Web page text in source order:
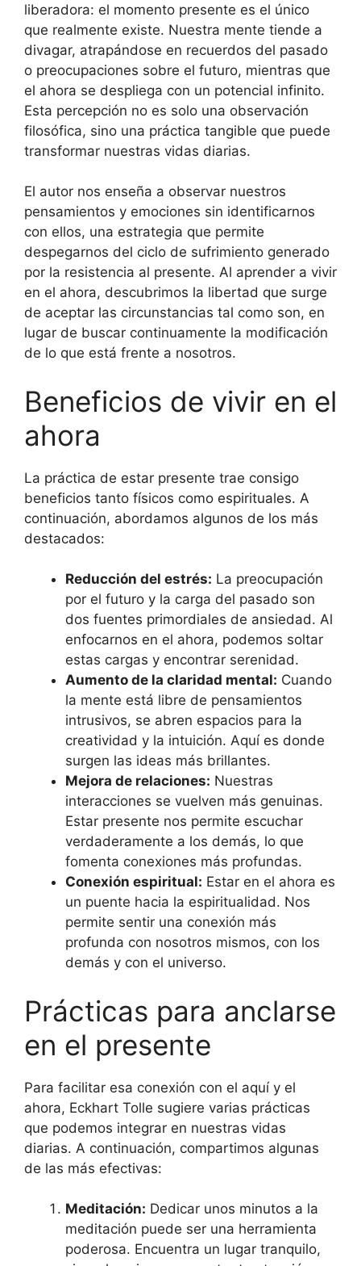
liberadora: el momento presente es el único
que realmente existe. Nuestra mente tiende a
divagar, atrapándose en recuerdos del pasado
o preocupaciones sobre el futuro, mientras que
el ahora se despliega con un potencial infinito.
Esta percepción no es solo una observación
filosófica, sino una práctica tangible que puede
transformar nuestras vidas diarias.
El autor nos enseña a observar nuestros
pensamientos y emociones sin identificarnos
con ellos, una estrategia que permite
despegarnos del ciclo de sufrimiento generado
por la resistencia al presente. Al aprender a vivir
en el ahora, descubrimos la libertad que surge
de aceptar las circunstancias tal como son, en
lugar de buscar continuamente la modificación
de lo que está frente a nosotros.
Beneficios de vivir en el
ahora
La práctica de estar presente trae consigo
beneficios tanto físicos como espirituales. A
continuación, abordamos algunos de los más
destacados:
Reducción del estrés: La preocupación
por el futuro y la carga del pasado son
dos fuentes primordiales de ansiedad. Al
enfocarnos en el ahora, podemos soltar
estas cargas y encontrar serenidad.
Aumento de la claridad mental: Cuando
la mente está libre de pensamientos
intrusivos, se abren espacios para la
creatividad y la intuición. Aquí es donde
surgen las ideas más brillantes.
Mejora de relaciones: Nuestras
interacciones se vuelven más genuinas.
Estar presente nos permite escuchar
verdaderamente a los demás, lo que
fomenta conexiones más profundas.
Conexión espiritual: Estar en el ahora es
un puente hacia la espiritualidad. Nos
permite sentir una conexión más
profunda con nosotros mismos, con los
demás y con el universo.
Prácticas para anclarse
en el presente
Para facilitar esa conexión con el aquí y el
ahora, Eckhart Tolle sugiere varias prácticas
que podemos integrar en nuestras vidas
diarias. A continuación, compartimos algunas
de las más efectivas:
Meditación: Dedicar unos minutos a la
meditación puede ser una herramienta
poderosa. Encuentra un lugar tranquilo,